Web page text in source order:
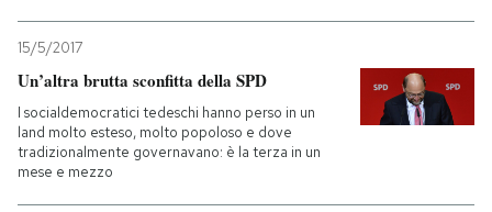
CALENDARIO
AREA PERSONALE
Entra
15/5/2017
Un’altra brutta sconfitta della SPD
I socialdemocratici tedeschi hanno perso in un
land molto esteso, molto popoloso e dove
tradizionalmente governavano: è la terza in un
mese e mezzo